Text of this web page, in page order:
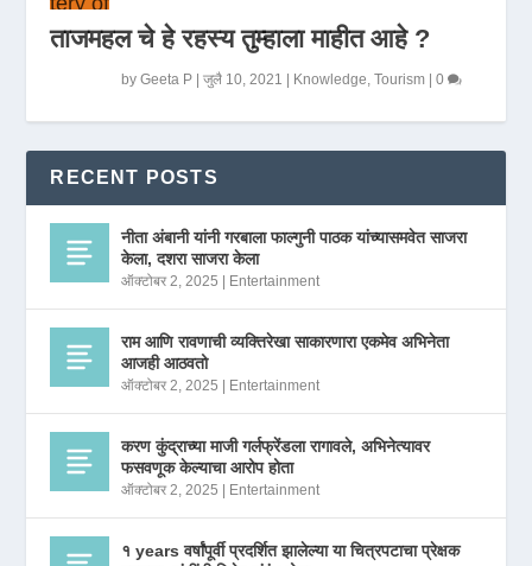
ताजमहल चे हे रहस्य तुम्हाला माहीत आहे ?
byGeeta P |जुलै 10, 2021 | Knowledge ,Tourism |0
RECENT POSTS
नीता अंबानी यांनी गरबाला फाल्गुनी पाठक यांच्यासमवेत साजरा
केला, दशरा साजरा केला
ऑक्टोबर 2, 2025 | Entertainment
राम आणि रावणाची व्यक्तिरेखा साकारणारा एकमेव अभिनेता
आजही आठवतो
ऑक्टोबर 2, 2025 | Entertainment
करण कुंद्राच्या माजी गर्लफ्रेंडला रागावले, अभिनेत्यावर
फसवणूक केल्याचा आरोप होता
ऑक्टोबर 2, 2025 | Entertainment
१ years वर्षांपूर्वी प्रदर्शित झालेल्या या चित्रपटाचा प्रेक्षक